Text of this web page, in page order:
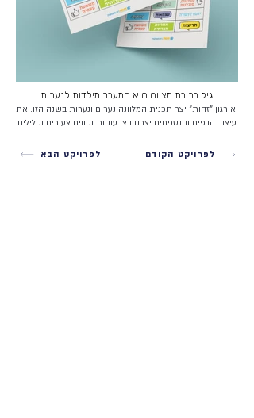
גיל בר בת מצווה הוא המעבר מילדות לנערות.
אירגון "זהות" יצר תכנית המלוונה נערים ונערות בשנה הזו. את
עיצוב הדפים והנספחים יצרנו בצבעוניות וקווים צעירים וקלילים.
לפרויקט הבא לפרויקט הקודם